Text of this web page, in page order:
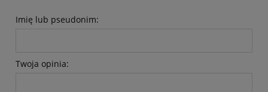
Imię lub pseudonim:
Twoja opinia: